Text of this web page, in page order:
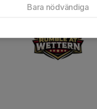
Bara nödvändiga